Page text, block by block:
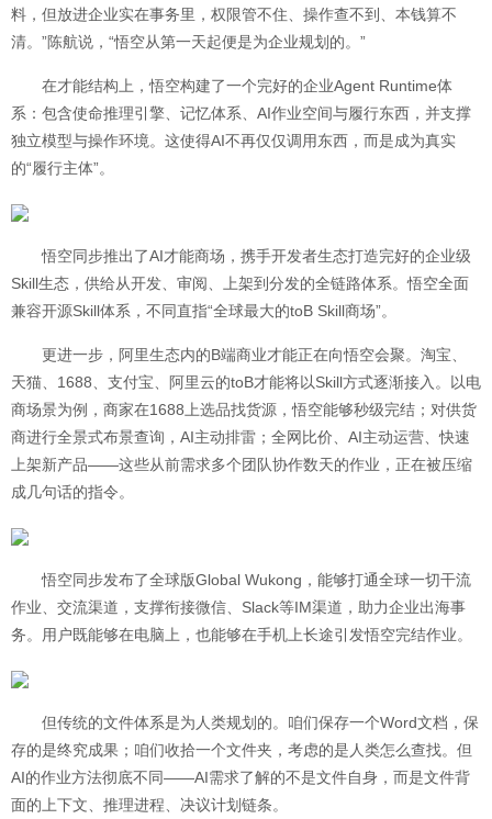
料，但放进企业实在事务里，权限管不住、操作查不到、本钱算不
清。”陈航说，“悟空从第一天起便是为企业规划的。”
在才能结构上，悟空构建了一个完好的企业Agent Runtime体
系：包含使命推理引擎、记忆体系、AI作业空间与履行东西，并支撑
独立模型与操作环境。这使得AI不再仅仅调用东西，而是成为真实
的“履行主体”。
悟空同步推出了AI才能商场，携手开发者生态打造完好的企业级
Skill生态，供给从开发、审阅、上架到分发的全链路体系。悟空全面
兼容开源Skill体系，不同直指“全球最大的toB Skill商场”。
更进一步，阿里生态内的B端商业才能正在向悟空会聚。淘宝、
天猫、1688、支付宝、阿里云的toB才能将以Skill方式逐渐接入。以电
商场景为例，商家在1688上选品找货源，悟空能够秒级完结；对供货
商进行全景式布景查询，AI主动排雷；全网比价、AI主动运营、快速
上架新产品——这些从前需求多个团队协作数天的作业，正在被压缩
成几句话的指令。
悟空同步发布了全球版Global Wukong，能够打通全球一切干流
作业、交流渠道，支撑衔接微信、Slack等IM渠道，助力企业出海事
务。用户既能够在电脑上，也能够在手机上长途引发悟空完结作业。
但传统的文件体系是为人类规划的。咱们保存一个Word文档，保
存的是终究成果；咱们收拾一个文件夹，考虑的是人类怎么查找。但
AI的作业方法彻底不同——AI需求了解的不是文件自身，而是文件背
面的上下文、推理进程、决议计划链条。